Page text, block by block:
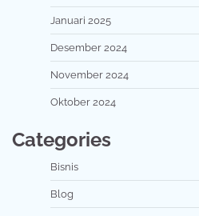
Januari 2025
Desember 2024
November 2024
Oktober 2024
Categories
Bisnis
Blog